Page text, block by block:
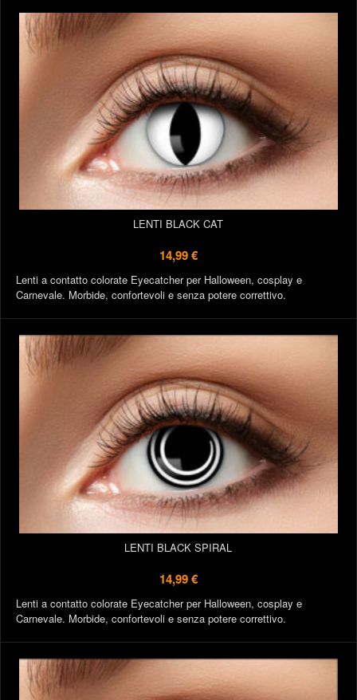
LENTI BLACK CAT
14,99 €
Lenti a contatto colorate Eyecatcher per Halloween, cosplay e
Carnevale. Morbide, confortevoli e senza potere correttivo.
LENTI BLACK SPIRAL
14,99 €
Lenti a contatto colorate Eyecatcher per Halloween, cosplay e
Carnevale. Morbide, confortevoli e senza potere correttivo.